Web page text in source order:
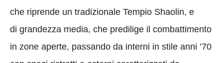
che riprende un tradizionale Tempio Shaolin, e
di grandezza media, che predilige il combattimento
in zone aperte, passando da interni in stile anni ’70